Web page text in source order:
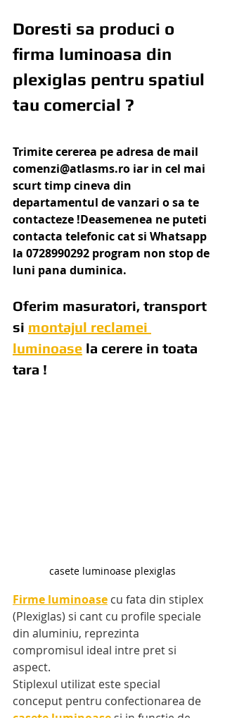
Doresti sa produci o
firma luminoasa din
plexiglas pentru spatiul
tau comercial ?
Trimite cererea pe adresa de mail
comenzi@atlasms.ro iar in cel mai
scurt timp cineva din
departamentul de vanzari o sa te
contacteze !Deasemenea ne puteti
contacta telefonic cat si Whatsapp
la 0728990292 program non stop de
luni pana duminica.
Oferim masuratori, transport
si montajul reclamei
luminoase la cerere in toata
tara !
casete luminoase plexiglas
Firme luminoase cu fata din stiplex
(Plexiglas) si cant cu profile speciale
din aluminiu, reprezinta
compromisul ideal intre pret si
aspect.
Stiplexul utilizat este special
conceput pentru confectionarea de
casete luminoase si in functie de